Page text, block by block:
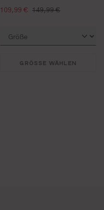
verkaufspreis:
109,99 € regulärer preis:
149,99 €
GRÖSSE WÄHLEN